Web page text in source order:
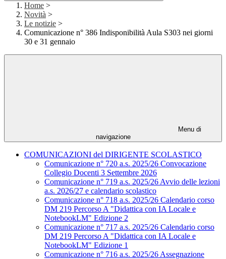
Home >
Novità >
Le notizie >
Comunicazione n° 386 Indisponibilità Aula S303 nei giorni
30 e 31 gennaio
Menu di
navigazione
COMUNICAZIONI del DIRIGENTE SCOLASTICO
Comunicazione n° 720 a.s. 2025/26 Convocazione
Collegio Docenti 3 Settembre 2026
Comunicazione n° 719 a.s. 2025/26 Avvio delle lezioni
a.s. 2026/27 e calendario scolastico
Comunicazione n° 718 a.s. 2025/26 Calendario corso
DM 219 Percorso A "Didattica con IA Locale e
NotebookLM" Edizione 2
Comunicazione n° 717 a.s. 2025/26 Calendario corso
DM 219 Percorso A "Didattica con IA Locale e
NotebookLM" Edizione 1
Comunicazione n° 716 a.s. 2025/26 Assegnazione